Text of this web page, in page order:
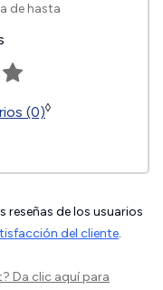
de hasta
(0)◊
reseñas de los usuarios
del cliente.
Da clic aquípara